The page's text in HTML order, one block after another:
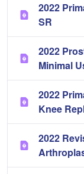
2022
SR
2022
Minimal
2022
Knee
2022